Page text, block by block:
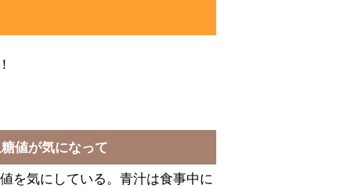
値が気になって
を気にしている。青汁は食事中に